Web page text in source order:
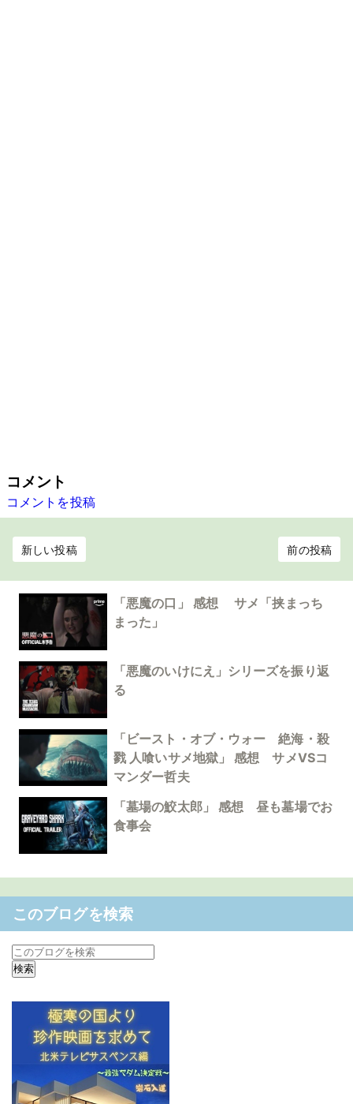
コメント
コメントを投稿
新しい投稿 前の投稿
「悪魔の口」 感想 サメ「挟まっち
まった」
「悪魔のいけにえ」シリーズを振り返
る
「ビースト・オブ・ウォー 絶海・殺
戮 人喰いサメ地獄」 感想 サメVSコ
マンダー哲夫
「墓場の鮫太郎」 感想 昼も墓場でお
食事会
このブログを検索